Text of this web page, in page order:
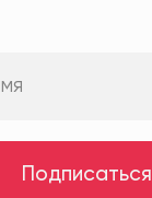
Подписаться